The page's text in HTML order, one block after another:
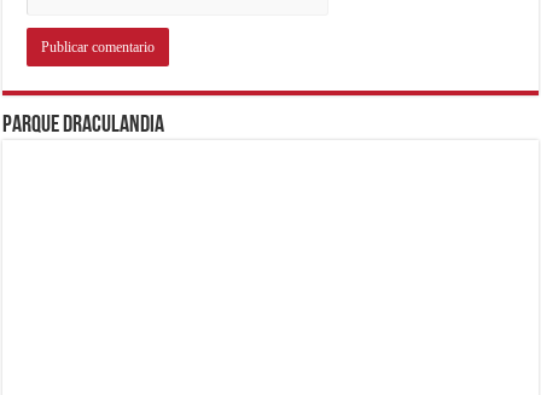
Parque Draculandia